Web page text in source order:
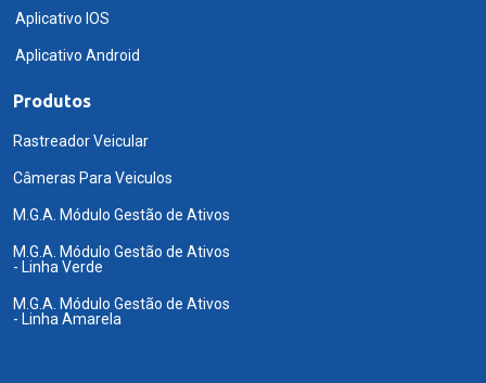
Aplicativo IOS
Aplicativo Android
Produtos
Rastreador Veicular
Câmeras Para Veiculos
M.G.A. Módulo Gestão de Ativos
M.G.A. Módulo Gestão de Ativos
- Linha Verde
M.G.A. Módulo Gestão de Ativos
- Linha Amarela